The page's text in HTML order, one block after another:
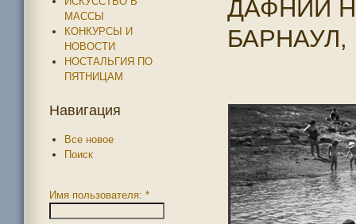
ДАФНИИ
БАРНАУЛ,
МАССЫ
КОНКУРСЫ И
НОВОСТИ
НОСТАЛЬГИЯ ПО
ПЯТНИЦАМ
Навигация
Все новое
Поиск
Имя пользователя: *